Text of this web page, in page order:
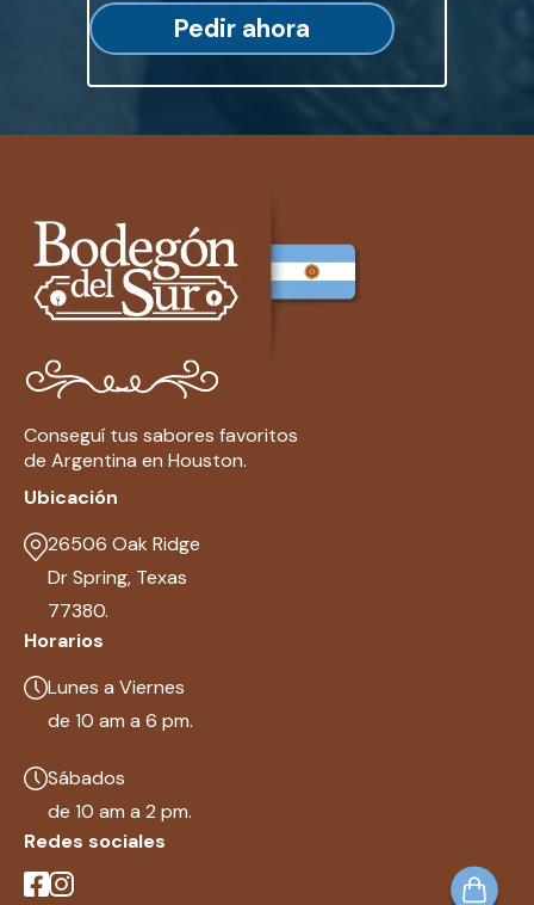
Pedir ahora
Conseguí tus sabores favoritos
de Argentina en Houston.
Ubicación
26506 Oak Ridge
Dr Spring, Texas
77380.
Horarios
Lunes a Viernes
de 10 am a 6 pm.
Sábados
de 10 am a 2 pm.
Redes sociales